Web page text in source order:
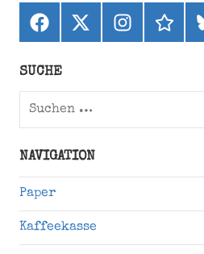
Facebook
X
(ehemals
Instagramthreads
SUCHE
Suchen
nach:
NAVIGATION
Paper
Kaffeekasse